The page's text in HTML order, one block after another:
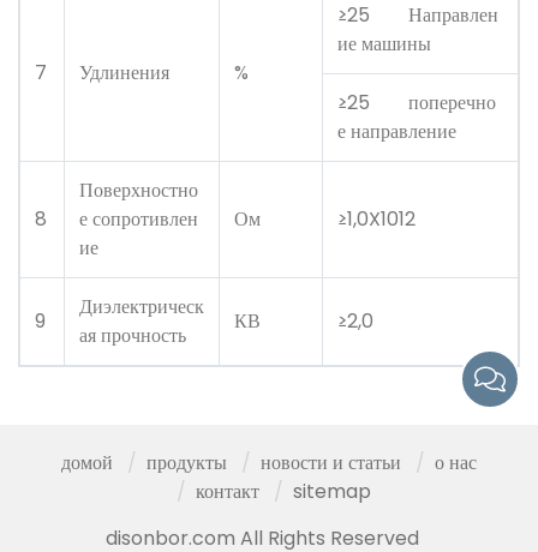
7 Удлинения %
≥25 Направлен
ие машины
≥25 поперечно
е направление
8
Поверхностно
е сопротивлен
ие
Ом ≥1,0X1012
9
Диэлектрическ
ая прочность
КВ ≥2,0
домой продукты новости и статьи
о нас
контакт
sitemap
disonbor.com All Rights Reserved